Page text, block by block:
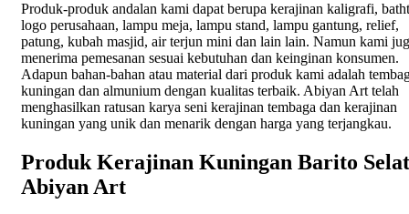
Produk-produk andalan kami dapat berupa kerajinan kaligrafi,
logo perusahaan, lampu meja, lampu stand, lampu gantung, relief,
patung, kubah masjid, air terjun mini dan lain lain. Namun kami
menerima pemesanan sesuai kebutuhan dan keinginan konsumen.
Adapun bahan-bahan atau material dari produk kami adalah
kuningan dan almunium dengan kualitas terbaik. Abiyan Art telah
menghasilkan ratusan karya seni kerajinan tembaga dan kerajinan
kuningan yang unik dan menarik dengan harga yang terjangkau.
Produk Kerajinan Kuningan Barito
Abiyan Art